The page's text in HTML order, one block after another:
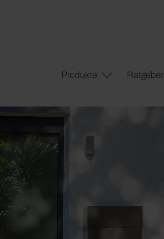
Produkte
Ratgeber